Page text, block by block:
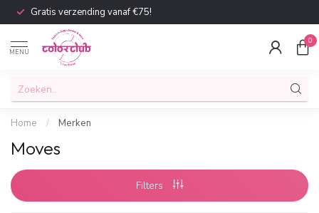
Gratis verzending vanaf €75!
MENU
0
Home / Merken
Moves
Filters